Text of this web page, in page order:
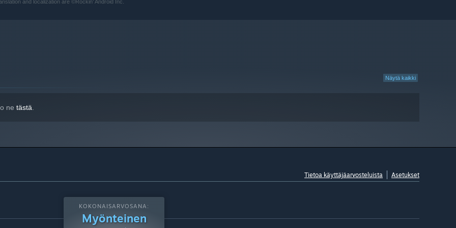
and localization are ©Rockin’ Android Inc.
Näytä kaikki
ne tästä.
Tietoa käyttäjäarvosteluista Asetukset
KOKONAISARVOSANA:
Myönteinen